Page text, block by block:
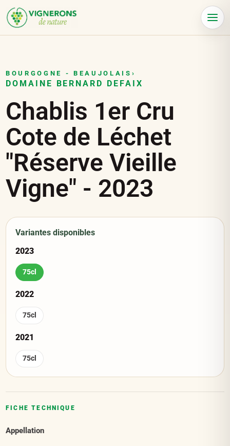
Menu
BOURGOGNE - BEAUJOLAIS ›
DOMAINE BERNARD DEFAIX
Chablis 1er Cru
Cote de Léchet
"Réserve Vieille
Vigne" - 2023
Variantes disponibles
2023
75cl
2022
75cl
2021
75cl
FICHE TECHNIQUE
Appellation
Panneau de gestion des cookies